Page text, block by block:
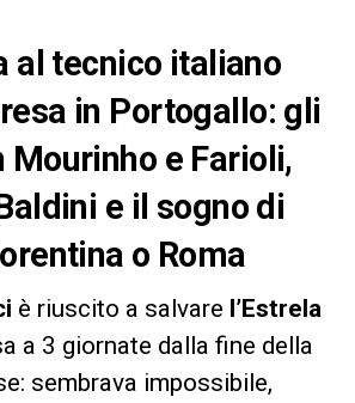
al tecnico italiano
in Portogallo: gli
Mourinho e Farioli,
e il sogno di
o Roma
è riuscito a salvare l’Estrela
a 3 giornate dalla fine della
sembrava impossibile,